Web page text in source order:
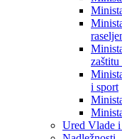
Ministarstva
i sport